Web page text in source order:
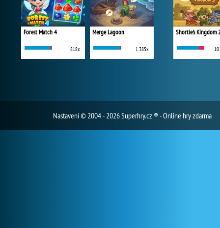
Forest Match 4
818x
Merge Lagoon
1 385x
Shortie's Kingdom
Nastavení© 2004 - 2026 Superhry.cz ® - Online hry zdarma